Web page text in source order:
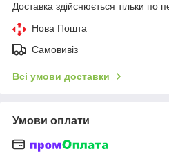
Доставка здійснюється тільки по
Нова Пошта
Самовивіз
Всі умови доставки
Умови оплати